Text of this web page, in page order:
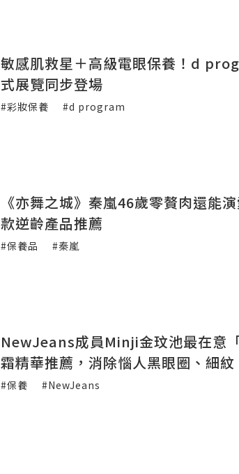
敏感肌救星＋高級電眼保養！d
式展覽同步登場
#彩妝保養 #d program
《亦舞之城》秦嵐46歲零贅肉還能
款逆齡產品推薦
#保養品 #秦嵐
NewJeans成員Minji金玟池最在意
霜精華推薦，消除惱人黑眼圈、細紋
#保養 #NewJeans